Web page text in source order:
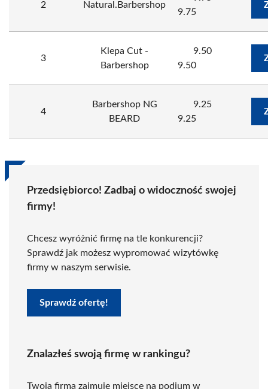
2 Natural.Barbershop
9.75
3
Klepa Cut -
Barbershop
9.50
9.50
4
Barbershop NG
BEARD
9.25
9.25
Przedsiębiorco! Zadbaj o widoczność swojej
firmy!
Chcesz wyróżnić firmę na tle konkurencji?
Sprawdź jak możesz wypromować wizytówkę
firmy w naszym serwisie.
Sprawdź ofertę!
Znalazłeś swoją firmę w rankingu?
Twoja firma zajmuje miejsce na podium w